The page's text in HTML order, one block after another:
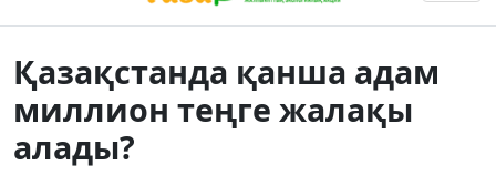
Қазақстанда қанша адам
миллион теңге жалақы
алады?